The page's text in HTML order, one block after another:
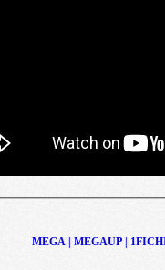
MEGA | MEGAUP |